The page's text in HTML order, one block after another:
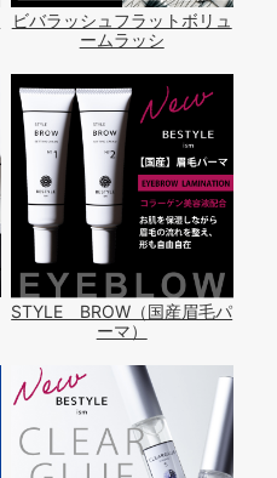
ビバラッシュフラットボリュ
ームラッシ
STYLE BROW（国産眉毛パ
ーマ）